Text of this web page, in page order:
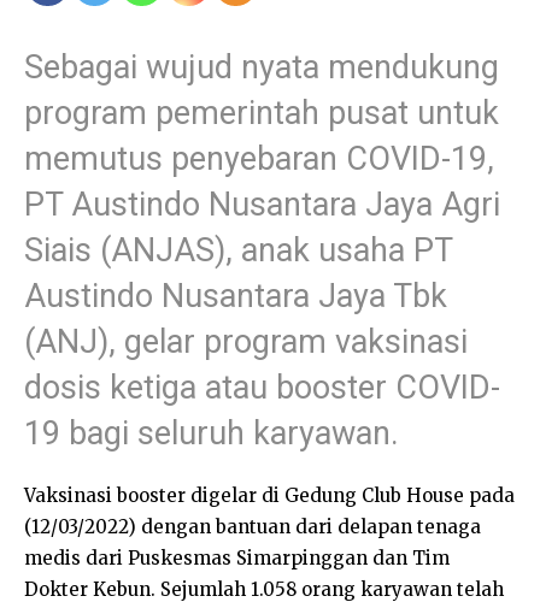
Sebagai wujud nyata mendukung
program pemerintah pusat untuk
memutus penyebaran COVID-19,
PT Austindo Nusantara Jaya Agri
Siais (ANJAS), anak usaha PT
Austindo Nusantara Jaya Tbk
(ANJ), gelar program vaksinasi
dosis ketiga atau booster COVID-
19 bagi seluruh karyawan.
Vaksinasi booster digelar di Gedung Club House pada
(12/03/2022) dengan bantuan dari delapan tenaga
medis dari Puskesmas Simarpinggan dan Tim
Dokter Kebun. Sejumlah 1.058 orang karyawan telah